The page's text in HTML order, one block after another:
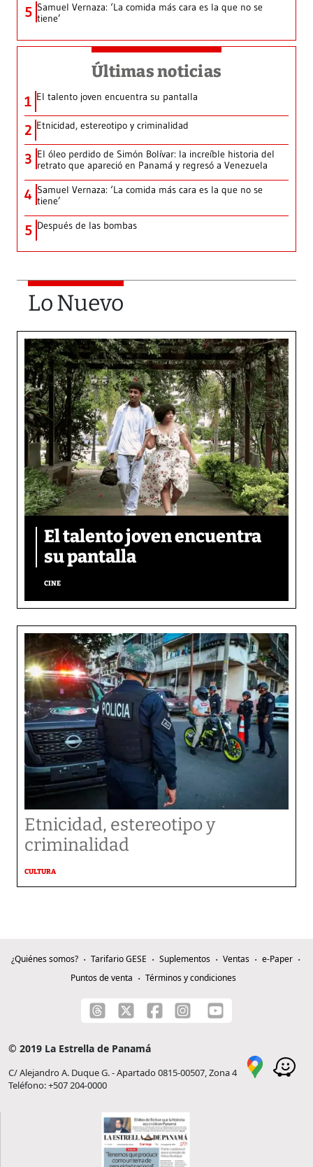
5 Samuel Vernaza: ‘La comida más cara es la que no se
tiene’
Últimas noticias
1 El talento joven encuentra su pantalla​
2 Etnicidad, estereotipo y criminalidad
3 El óleo perdido de Simón Bolívar: la increíble historia del
retrato que apareció en Panamá y regresó a Venezuela
4 Samuel Vernaza: ‘La comida más cara es la que no se
tiene’
5 Después de las bombas
Lo Nuevo
El talento joven encuentra
su pantalla​
CINE
Etnicidad, estereotipo y
criminalidad
CULTURA
¿Quiénes somos? Tarifario GESE Suplementos Ventas
e-Paper
Puntos de venta
Términos y condiciones
© 2019 La Estrella de Panamá
C/ Alejandro A. Duque G. - Apartado 0815-00507, Zona 4
Teléfono: +507 204-0000